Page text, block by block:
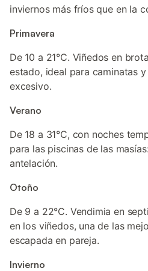
inviernos más fríos que en la
Primavera
De 10 a 21°C. Viñedos en
estado, ideal para caminatas
excesivo.
Verano
De 18 a 31°C, con noches
para las piscinas de las
antelación.
Otoño
De 9 a 22°C. Vendimia en
en los viñedos, una de las
escapada en pareja.
Invierno